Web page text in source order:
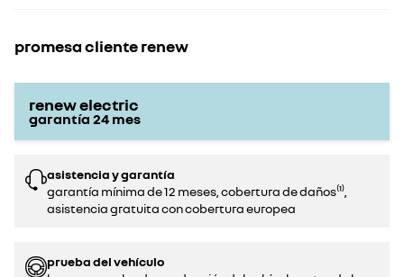
promesa cliente renew
renew electric
garantía 24 mes
asistencia y garantía
garantía mínima de 12 meses, cobertura de daños⁽¹⁾,
asistencia gratuita con cobertura europea
prueba del vehículo